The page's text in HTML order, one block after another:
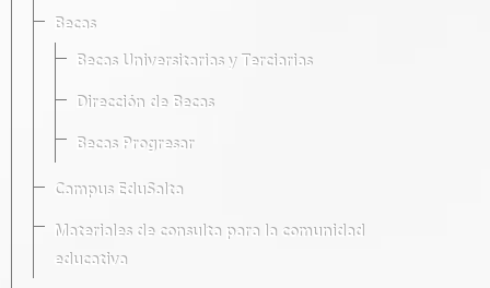
Becas
Becas Universitarias y Terciarias
Dirección de Becas
Becas Progresar
Campus EduSalta
Materiales de consulta para la comunidad
educativa